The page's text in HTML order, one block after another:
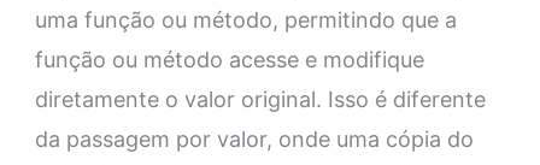
uma função ou método, permitindo que a
função ou método acesse e modifique
diretamente o valor original. Isso é diferente
da passagem por valor, onde uma cópia do